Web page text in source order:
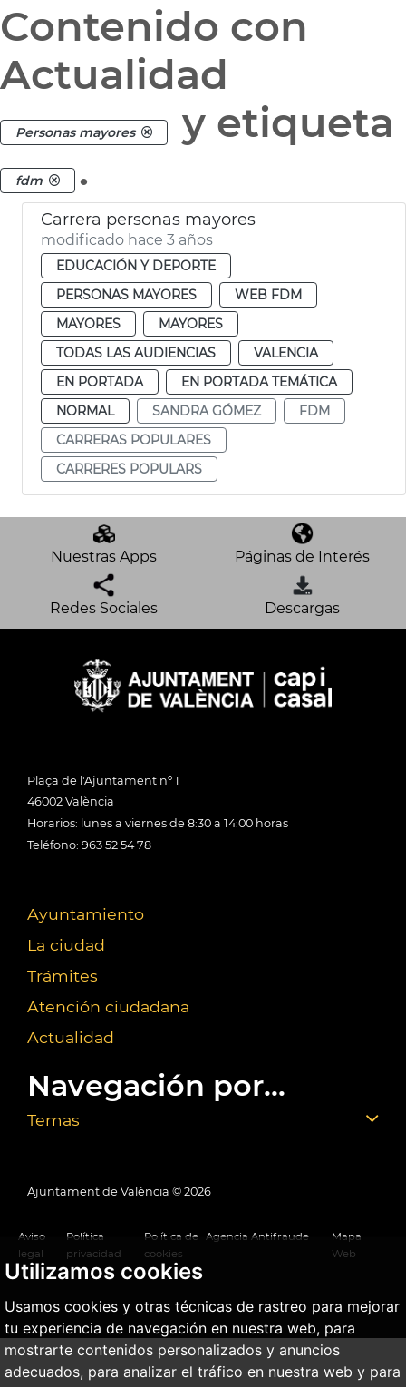
Utilizamos cookies
Usamos cookies y otras técnicas de rastreo para mejorar
tu experiencia de navegación en nuestra web, para
mostrarte contenidos personalizados y anuncios
adecuados, para analizar el tráfico en nuestra web y para
Contenido con
Actualidad
Personas mayores y etiqueta
fdm .
Carrera personas mayores
modificado hace 3 años
EDUCACIÓN Y DEPORTE
PERSONAS MAYORES
WEB FDM
MAYORES
MAYORES
TODAS LAS AUDIENCIAS
VALENCIA
EN PORTADA
EN PORTADA TEMÁTICA
NORMAL
SANDRA GÓMEZ
FDM
CARRERAS POPULARES
CARRERES POPULARS
Nuestras Apps Páginas de Interés
Redes Sociales Descargas
Plaça de l'Ajuntament nº 1
46002 València
Horarios: lunes a viernes de 8:30 a 14:00 horas
Teléfono: 963 52 54 78
Ayuntamiento
La ciudad
Trámites
Atención ciudadana
Actualidad
Navegación por...
Temas
Ajuntament de València © 2026
Aviso
legal
Política
privacidad
Política de
cookies
Agencia Antifraude
Mapa
Web